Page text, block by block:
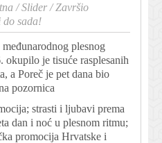
/Slider /Završio
do sada!
plesnog
okupilo je tisuće rasplesanih
a Poreč je pet dana bio
pozornica
strasti i ljubavi prema
dan i noć u plesnom ritmu;
promocija Hrvatske i